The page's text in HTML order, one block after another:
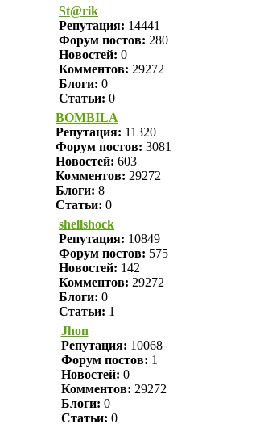
St@rik
Репутация: 14441
Форум постов: 280
Новостей: 0
Комментов: 29272
Блоги: 0
Статьи: 0
BOMBILA
Репутация: 11320
Форум постов: 3081
Новостей: 603
Комментов: 29272
Блоги: 8
Статьи: 0
shellshock
Репутация: 10849
Форум постов: 575
Новостей: 142
Комментов: 29272
Блоги: 0
Статьи: 1
Jhon
Репутация: 10068
Форум постов: 1
Новостей: 0
Комментов: 29272
Блоги: 0
Статьи: 0